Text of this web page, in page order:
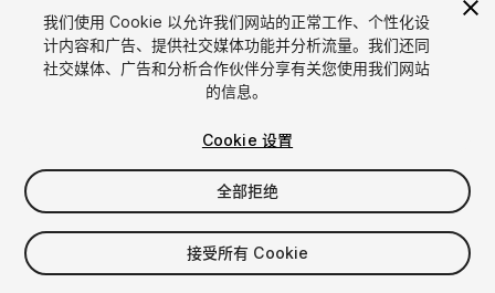
1/34
$19.99
增值税将在结算时计算
我们使用 Cookie 以允许我们网站的正常工作、个性化设
计内容和广告、提供社交媒体功能并分析流量。我们还同
社交媒体、广告和分析合作伙伴分享有关您使用我们网站
的信息。
Cookie 设置
全部拒绝
接受所有 Cookie